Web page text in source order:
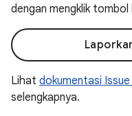
dengan mengklik tombol
Lihat dokumentasi
selengkapnya.